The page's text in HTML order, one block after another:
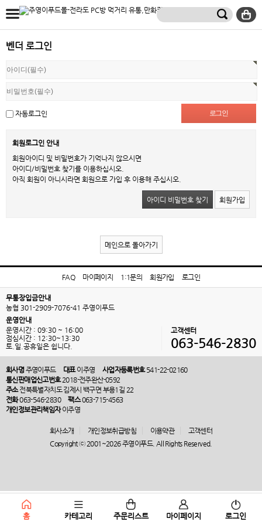
벤더 로그인
자동로그인
회원로그인 안내
회원아이디 및 비밀번호가 기억나지 않으시면
아이디/비밀번호 찾기를 이용하십시오.
아직 회원이 아니시라면 회원으로 가입 후 이용해 주십시오.
아이디 비밀번호 찾기 회원가입
메인으로 돌아가기
홈 카테고리 주문리스트 마이페이지 로그인
FAQ 마이페이지 1:1문의 회원가입 로그인
무통장입금안내
농협 301-2909-7076-41 주영이푸드
운영안내
운영시간 : 09:30 ~ 16:00
점심시간 : 12:30~13:30
토.일.공휴일은 쉽니다.
고객센터
063-546-2830
회사명주영이푸드 대표이주영 사업자등록번호541-22-02160
통신판매업신고번호2018-전주완산-0592
주소전북특별자치도 김제시 백구면 부용1길 22
전화063-546-2830 팩스063-715-4563
개인정보관리책임자이주영
회사소개 개인정보취급방침 이용약관
고객센터
Copyright ⓒ 2001~2026 주영이푸드. All Rights Reserved.